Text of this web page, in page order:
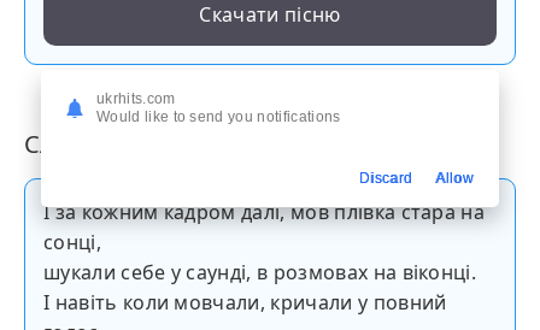
Скачати пісню
Слова пісні
І за кожним кадром далі, мов плівка стара на
сонці,
шукали себе у саунді, в розмовах на віконці.
І навіть коли мовчали, кричали у повний
ukrhits.com
Would like to send you notifications
Discard Allow